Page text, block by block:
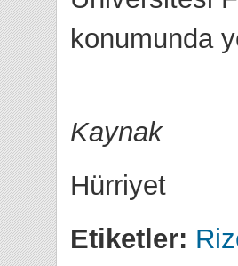
konumunda
Kaynak
Hürriyet
Etiketler: